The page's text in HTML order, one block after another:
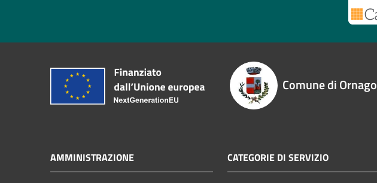
Comune di Ornago
AMMINISTRAZIONE CATEGORIE DI SERVIZIO